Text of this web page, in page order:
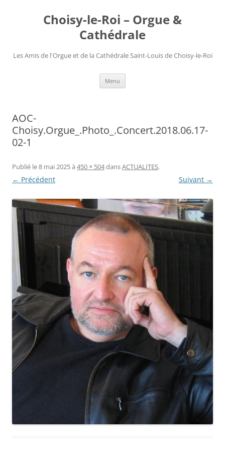
Choisy-le-Roi – Orgue &
Cathédrale
Les Amis de l'Orgue et de la Cathédrale Saint-Louis de Choisy-le-Roi
Menu
AOC-
Choisy.Orgue_.Photo_.Concert.2018.06.17-
02-1
Publié le8 mai 2025à 450 × 504dansACTUALITES.
← Précédent Suivant →